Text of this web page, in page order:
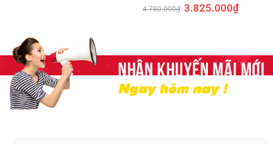
4.780.000₫ Giá
gốc
3.825.000₫Giá